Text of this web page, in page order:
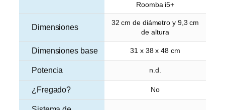
Roomba i5+
Dimensiones
32 cm de diámetro y 9,3 cm
de altura
Dimensiones base 31 x 38 x 48 cm
Potencia n.d.
¿Fregado? No